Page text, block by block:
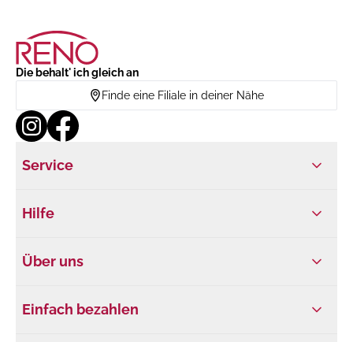
Die behalt' ich gleich an
Finde eine Filiale in deiner Nähe
Service
Hilfe
Über uns
Einfach bezahlen